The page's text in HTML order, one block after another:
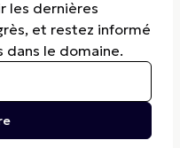
les dernières
et restez informé
dans le domaine.